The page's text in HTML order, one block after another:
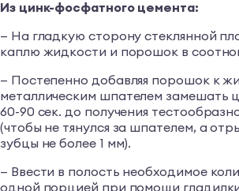
Из цинк-фосфатного цемента:
— На гладкую сторону стеклянной
каплю жидкости и порошок в
— Постепенно добавляя порошок к
металлическим шпателем замешать
60-90 сек. до получения
(чтобы не тянулся за шпателем, а
зубцы не более 1 мм).
— Ввести в полость необходимое
одной порцией при помощи